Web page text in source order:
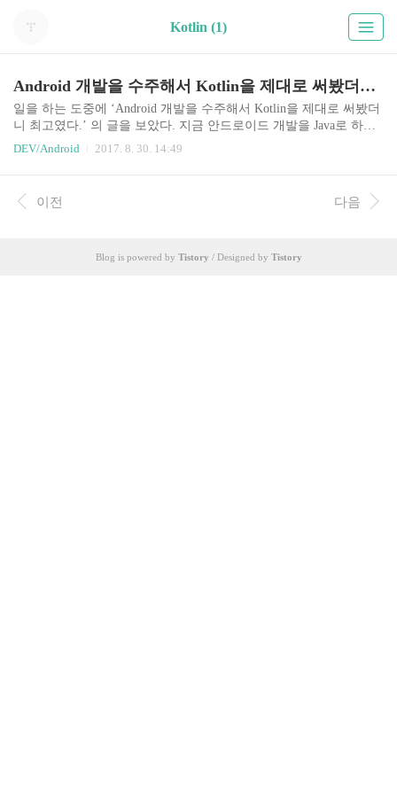
Kotlin (1)
Android 개발을 수주해서 Kotlin을 제대로 써봤더니 최고였다.
일을 하는 도중에 ‘Android 개발을 수주해서 Kotlin을 제대로 써봤더
니 최고였다.’ 의 글을 보았다. 지금 안드로이드 개발을 Java로 하고
있다. 아직 Kotlin 대한 정보와 경험이 없어 접근을 못하고 있다. 하
동중이신 Hazealign님이 일본의 omochimetaru님이 Qiita에 올린 Andr
oid 개발을 수주해서 Kotlin을 제대로 써봤더니 최고였다 번역해서
bGist - Android 개발을 수주해서 ..
DEV/Android 2017. 8. 30. 14:49
이전 다음
Blog is powered by Tistory / Designed by Tistory